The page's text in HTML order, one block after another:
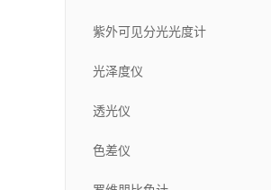
紫外可见分光光度计
光泽度仪
透光仪
色差仪